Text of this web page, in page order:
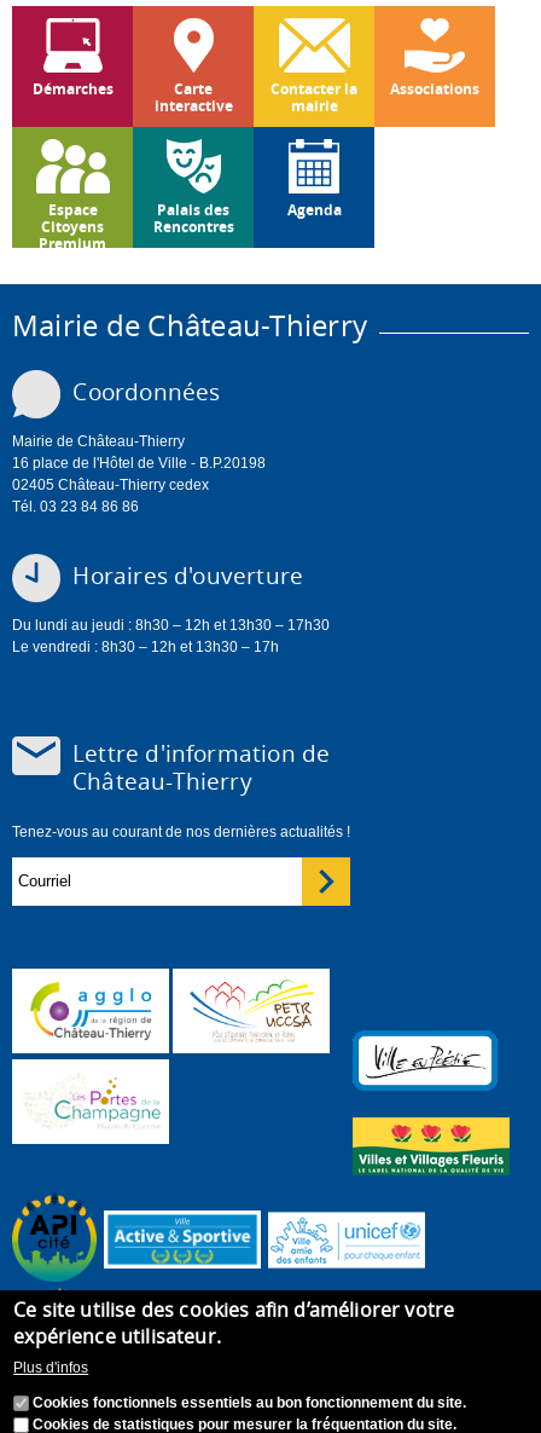
Démarches
Carte
interactive
Contacter la
mairie
Associations
Espace
Citoyens
Premium
Palais des
Rencontres
Agenda
Mairie de Château-Thierry
Coordonnées
Mairie de Château-Thierry
16 place de l'Hôtel de Ville - B.P.20198
02405 Château-Thierry cedex
Tél. 03 23 84 86 86
Horaires d'ouverture
Du lundi au jeudi : 8h30 – 12h et 13h30 – 17h30
Le vendredi : 8h30 – 12h et 13h30 – 17h
Lettre d'information de
Château-Thierry
Tenez-vous au courant de nos dernières actualités !
Ce site utilise des cookies afin d’améliorer votre
expérience utilisateur.
Plus d'infos
Cookies fonctionnels essentiels au bon fonctionnement du site.
Cookies de statistiques pour mesurer la fréquentation du site.